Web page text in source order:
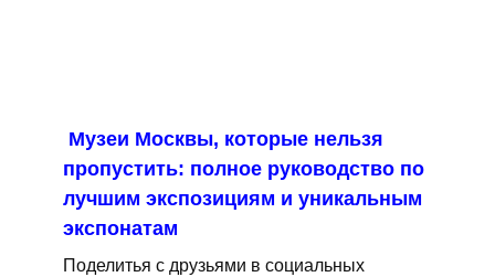
Музеи Москвы, которые нельзя
пропустить: полное руководство по
лучшим экспозициям и уникальным
экспонатам
Поделитья с друзьями в социальных